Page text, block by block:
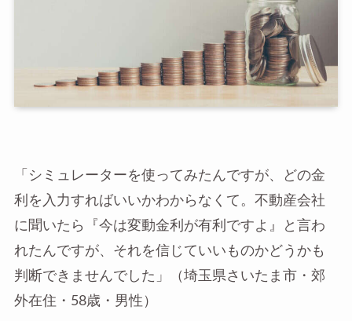
「シミュレーターを使ってみたんですが、どの金
利を入力すればいいかわからなくて。不動産会社
に聞いたら『今は変動金利が有利ですよ』と言わ
れたんですが、それを信じていいものかどうかも
判断できませんでした」（埼玉県さいたま市・郊
外在住・58歳・男性）